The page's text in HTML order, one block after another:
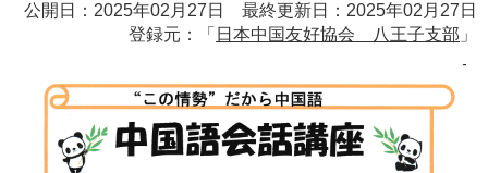
公開日：2025年02月27日 最終更新日：2025年02月27日
登録元：「 日本中国友好協会 八王子支部 」